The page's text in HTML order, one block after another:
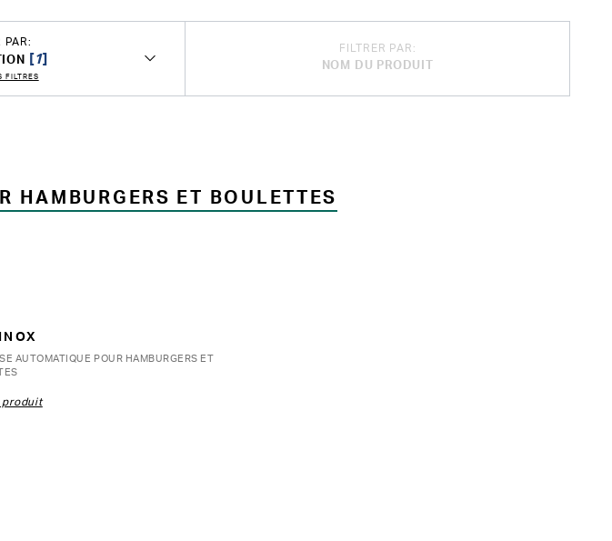
PAR:
[1]
FILTRES
FILTRER PAR:
NOM DU PRODUIT
HAMBURGERS ET BOULETTES
AUTOMATIQUE POUR HAMBURGERS ET
produit